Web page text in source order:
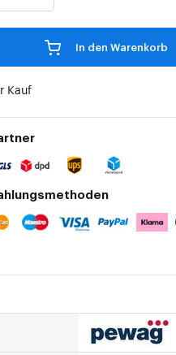
In den Warenkorb
Kauf